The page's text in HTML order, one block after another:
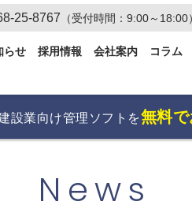
らせ 採用情報 会社案内 コラム
25-8767 （受付時間：9:00～18:00）
設業向け管理ソフトを無料で
News